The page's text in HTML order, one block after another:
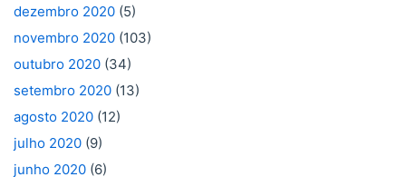
dezembro 2020 (5)
novembro 2020 (103)
outubro 2020 (34)
setembro 2020 (13)
agosto 2020 (12)
julho 2020 (9)
junho 2020 (6)